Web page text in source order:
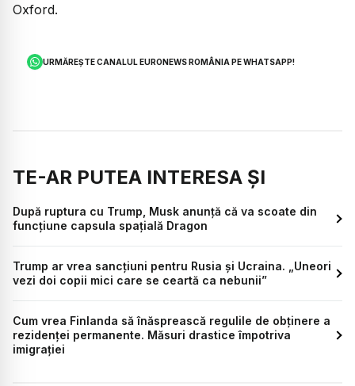
Oxford.
URMĂREȘTE CANALUL EURONEWS ROMÂNIA PE WHATSAPP!
TE-AR PUTEA INTERESA ȘI
După ruptura cu Trump, Musk anunță că va scoate din
funcțiune capsula spațială Dragon
Trump ar vrea sancțiuni pentru Rusia și Ucraina. „Uneori
vezi doi copii mici care se ceartă ca nebunii”
Cum vrea Finlanda să înăsprească regulile de obținere a
rezidenței permanente. Măsuri drastice împotriva
imigrației